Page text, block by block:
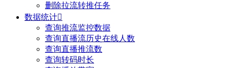
删除拉流转推任务
数据统计
查询推流监控数据
查询直播流历史在线人数
查询直播推流数
查询转码时长